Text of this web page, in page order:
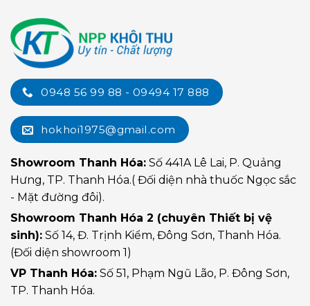
0948 56 99 88 - 09494 17 888
hokhoi1975@gmail.com
Showroom Thanh Hóa: Số 441A Lê Lai, P. Quảng
Hưng, TP. Thanh Hóa.( Đối diện nhà thuốc Ngọc sắc
- Mặt đường đôi).
Showroom Thanh Hóa 2 (chuyên Thiết bị vệ
sinh): Số 14, Đ. Trịnh Kiểm, Đông Sơn, Thanh Hóa.
(Đối diện showroom 1)
VP Thanh Hóa: Số 51, Phạm Ngũ Lão, P. Đông Sơn,
TP. Thanh Hóa.